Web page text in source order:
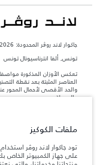
جاكوار لاند روڨر المحدودة: 2026
تونس, ألفا انترناسيونال تونس
تعكس الأوزان المذكورة
العناصر المثبتة بعد نقطة
والحد الأقصى لأحمال المحور
والحمولة.
المعلومات والمواصفات
آخر، كما أنّها قد تتغير بدون
ملاحظة مهمة حول الصور
في مواصفات تصميم السيارات
ملفات الكوكيز
تود جاكوار لاند روڤر
على جهاز الكمبيوتر الخاص